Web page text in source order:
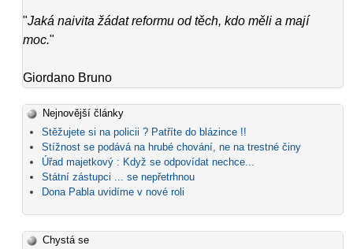
"Jaká naivita žádat reformu od těch, kdo měli a mají
moc."
Giordano Bruno
Nejnovější články
Stěžujete si na policii ? Patříte do blázince !!
Stížnost se podává na hrubé chování, ne na trestné činy
Úřad majetkový : Když se odpovídat nechce...
Státní zástupci ... se nepřetrhnou
Dona Pabla uvidíme v nové roli
Chystá se